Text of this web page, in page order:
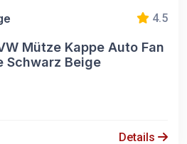
4.5
Mütze Kappe Auto Fan
Schwarz Beige
Details